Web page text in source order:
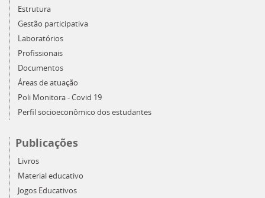
Estrutura
Gestão participativa
Laboratórios
Profissionais
Documentos
Áreas de atuação
Poli Monitora - Covid 19
Perfil socioeconômico dos estudantes
Publicações
Livros
Material educativo
Jogos Educativos